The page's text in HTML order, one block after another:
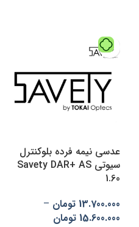
عدسی نیمه فرده بلوکنترل
سیوتی Savety DAR+ AS
1.60
13.700.000 تومان –
15.600.000 تومان